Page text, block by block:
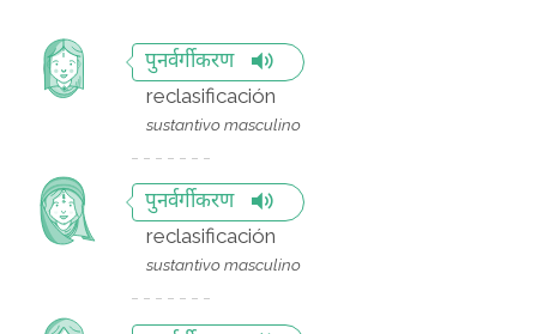
पुनर्वर्गीकरण
reclasificación
sustantivo masculino
पुनर्वर्गीकरण
reclasificación
sustantivo masculino